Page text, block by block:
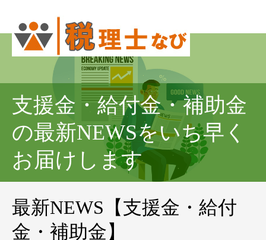
支援金・給付金・補助金
の最新NEWSをいち早く
お届けします
最新NEWS【支援金・給付
金・補助金】